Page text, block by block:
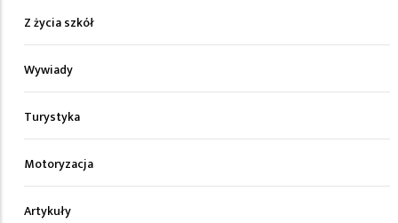
Z życia szkół
Wywiady
Turystyka
Motoryzacja
Artykuły